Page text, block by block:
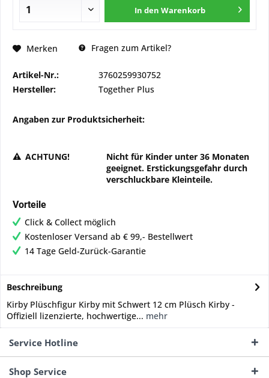
In den Warenkorb
Merken Fragen zum Artikel?
Artikel-Nr.:
3760259930752
Hersteller:
Together Plus
Angaben zur Produktsicherheit:
ACHTUNG!
Nicht für Kinder unter 36 Monaten
geeignet. Erstickungsgefahr durch
verschluckbare Kleinteile.
Vorteile
Click & Collect möglich
Kostenloser Versand ab € 99,- Bestellwert
14 Tage Geld-Zurück-Garantie
Beschreibung
Kirby Plüschfigur Kirby mit Schwert 12 cm Plüsch Kirby -
Offiziell lizenzierte, hochwertige... mehr
Service Hotline
Shop Service